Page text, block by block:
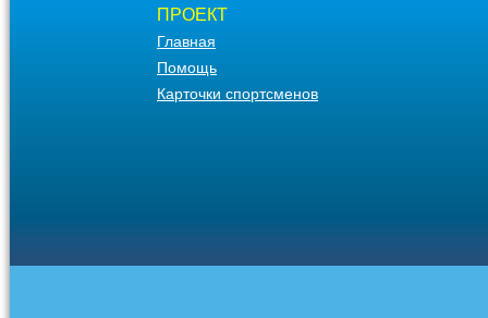
ПРОЕКТ
Главная
Помощь
Карточки спортсменов